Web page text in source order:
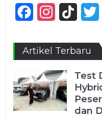
FacebookInstagram
TikTok
Artikel Terbaru
Test
dan